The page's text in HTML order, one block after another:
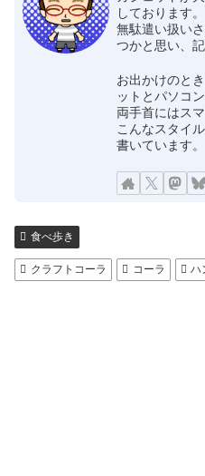
しております。
無駄遣い扱い
つかと思い、
お出かけのと
ットとパソコ
両手首にはス
こんなスタイ
書いています。
食べ歩き
クラフトコーラ コーラ ハ